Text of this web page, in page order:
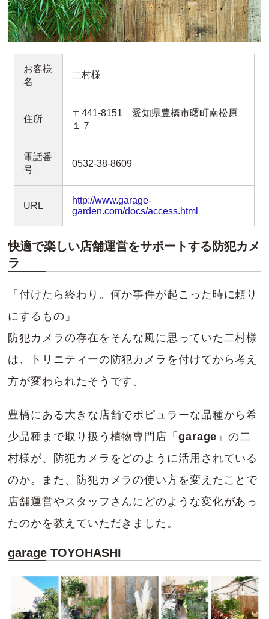
お客様
名
二村様
住所
〒441-8151 愛知県豊橋市曙町南松原
１７
電話番
号
0532-38-8609
URL
http://www.garage-
garden.com/docs/access.html
快適で楽しい店舗運営をサポートする防犯カメ
ラ
「付けたら終わり。何か事件が起こった時に頼り
にするもの」
防犯カメラの存在をそんな風に思っていた二村様
は、トリニティーの防犯カメラを付けてから考え
方が変わられたそうです。
豊橋にある大きな店舗でポピュラーな品種から希
少品種まで取り扱う植物専門店「 garage 」の二
村様が、防犯カメラをどのように活用されている
のか。また、防犯カメラの使い方を変えたことで
店舗運営やスタッフさんにどのような変化があっ
たのかを教えていただきました。
garage TOYOHASHI